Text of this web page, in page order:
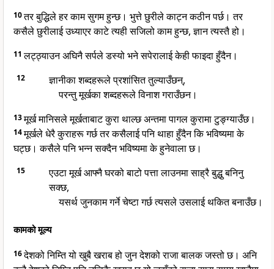
10तर बुद्धिले हर काम सुगम हुन्छ। भुत्ते छुरीले काट्न कठीन पर्छ। तर
कसैले छुरीलाई उध्याएर काटे त्यही सजिलो काम हुन्छ, ज्ञान त्यस्तै हो।
11लट्ठ्याउन अघिनै सर्पले डस्यो भने सपेरालाई केही फाइदा हुँदैन।
12
ज्ञानीका शब्दहरूले प्रशांसित तुल्याउँछन्,
परन्तु मूर्खका शब्दहरूले विनाश गराउँछन।
13मूर्ख मानिसले मूर्खताबाट कुरा थाल्छ अन्तमा पागल कुरामा टुङ्ग्याउँछ।
14मूर्खले धेरै कुराहरू गर्छ तर कसैलाई पनि थाहा हुँदैन कि भविष्यमा के
घट्छ। कसैले पनि भन्न सक्दैन भविष्यमा के हुनेवाला छ।
15
एउटा मूर्ख आफ्नै घरको बाटो पत्ता लाउनमा साह्रै बुद्धु बनिनु
सक्छ,
यसर्थ जुनकाम गर्ने चेष्टा गर्छ त्यसले उसलाई थकित बनाउँछ।
कामको मूल्य
16देशको निम्ति यो खुबै खराब हो जुन देशको राजा बालक जस्तो छ। अनि